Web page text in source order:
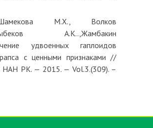
М.Х., Волков
А.К..,Жамбакин
удвоенных гаплоидов
с ценными признаками //
НАН РК. — 2015. — Vol.3.(309). –